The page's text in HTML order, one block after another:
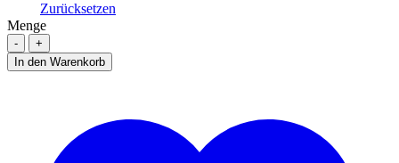
Zurücksetzen
Menge
Menge
In den Warenkorb